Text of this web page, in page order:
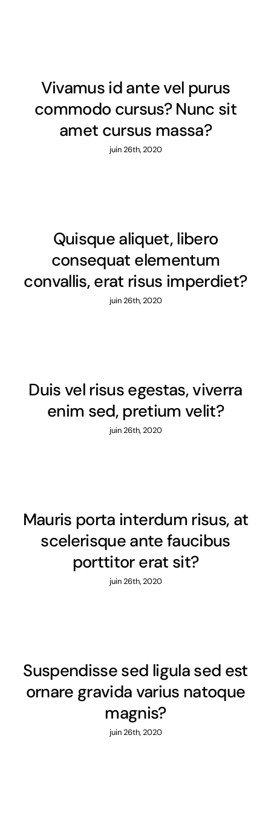
Vivamus id ante vel purus
commodo cursus? Nunc sit
amet cursus massa?
juin 26th, 2020
Quisque aliquet, libero
consequat elementum
convallis, erat risus imperdiet?
juin 26th, 2020
Duis vel risus egestas, viverra
enim sed, pretium velit?
juin 26th, 2020
Mauris porta interdum risus, at
scelerisque ante faucibus
porttitor erat sit?
juin 26th, 2020
Suspendisse sed ligula sed est
ornare gravida varius natoque
magnis?
juin 26th, 2020